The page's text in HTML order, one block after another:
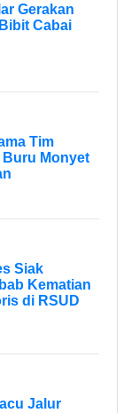
Gerakan
Cabai
Tim
Monyet
Siak
Kematian
di RSUD
Jalur